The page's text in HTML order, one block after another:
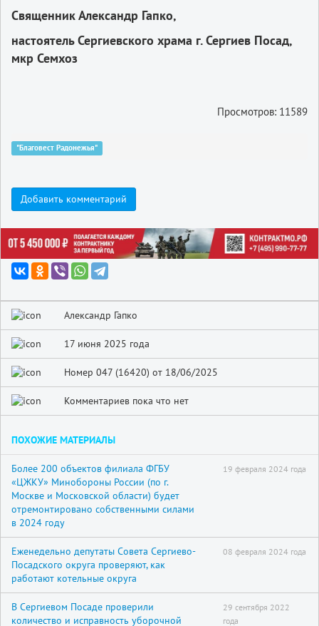
Священник Александр Гапко,
настоятель Сергиевского храма г. Сергиев Посад,
мкр Семхоз
Просмотров: 11589
"Благовест Радонежья"
Добавить комментарий
Александр Гапко
17 июня 2025 года
Номер 047 (16420) от 18/06/2025
Комментариев пока что нет
ПОХОЖИЕ МАТЕРИАЛЫ
Более 200 объектов филиала ФГБУ
«ЦЖКУ» Минобороны России (по г.
Москве и Московской области) будет
отремонтировано собственными силами
в 2024 году
19 февраля 2024 года
Еженедельно депутаты Совета Сергиево-
Посадского округа проверяют, как
работают котельные округа
08 февраля 2024 года
В Сергиевом Посаде проверили
количество и исправность уборочной
29 сентября 2022
года